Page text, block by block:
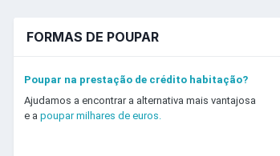
FORMAS DE POUPAR
Poupar na prestação de crédito habitação?
Ajudamos a encontrar a alternativa mais vantajosa
e a poupar milhares de euros.